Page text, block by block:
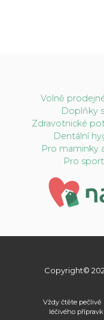
Volně
Doplňky
Zdravotnické
Dentální
Pro maminky
Pro
Copyright©
Vždy čtěte pečlivě
léčivého